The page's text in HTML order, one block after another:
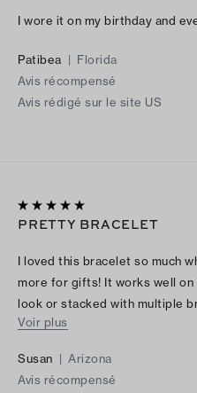
I wore it on my birthday and
Patibea | Florida
Avis récompensé
Avis rédigé sur le site US
PRETTY BRACELET
I loved this bracelet so much
more for gifts! It works well
look or stacked with multiple
or gold jewelry- the blue/
Voir plus
Susan | Arizona
Avis récompensé